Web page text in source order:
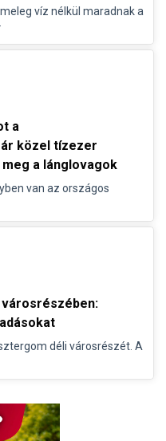
víz nélkül maradnak a
a
közel tízezer
a lánglovagok
van az országos
déli városrészét. A